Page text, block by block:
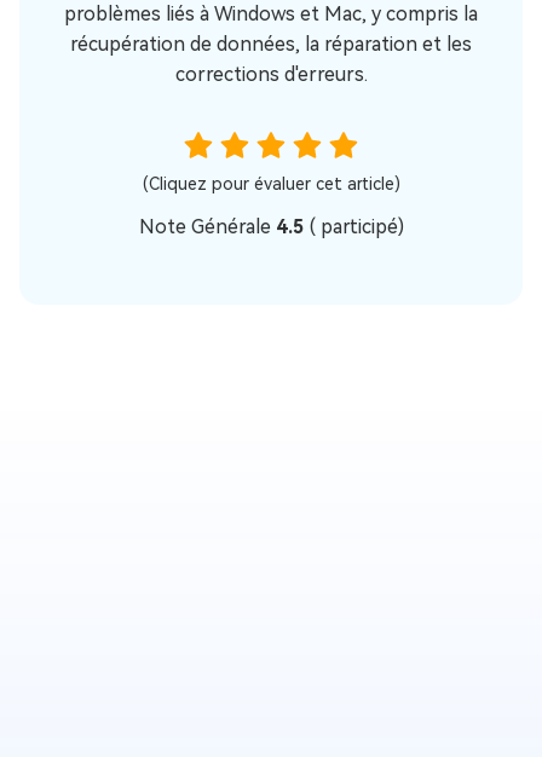
problèmes liés à Windows et Mac, y compris la
récupération de données, la réparation et les
corrections d'erreurs.
(Cliquez pour évaluer cet article)
Note Générale 4.5 (participé)